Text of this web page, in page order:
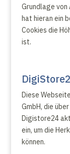
Grundlage von
hat hieran ein
Cookies die
ist.
Diese
GmbH, die
Digistore24
ein, um die
können.